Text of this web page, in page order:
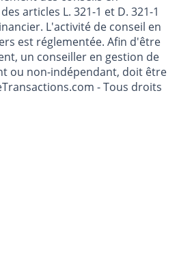
publiés sur le guide de
des conseils en
articles L. 321-1 et D. 321-1
L'activité de conseil en
est réglementée. Afin d'être
un conseiller en gestion de
ou non-indépendant, doit être